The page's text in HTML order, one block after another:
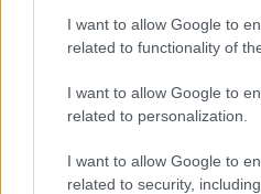
I want to allow Google to
related to functionality of
I want to allow Google to
related to personalization.
I want to allow Google to
related to security,
Δημοτική